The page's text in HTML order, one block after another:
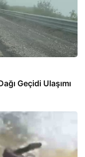
Geçidi Ulaşımı